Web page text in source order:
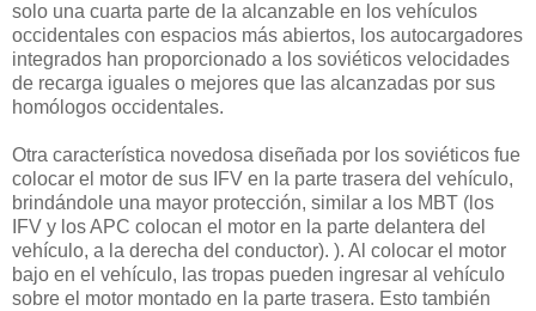
solo una cuarta parte de la alcanzable en los vehículos
occidentales con espacios más abiertos, los autocargadores
integrados han proporcionado a los soviéticos velocidades
de recarga iguales o mejores que las alcanzadas por sus
homólogos occidentales.
Otra característica novedosa diseñada por los soviéticos fue
colocar el motor de sus IFV en la parte trasera del vehículo,
brindándole una mayor protección, similar a los MBT (los
IFV y los APC colocan el motor en la parte delantera del
vehículo, a la derecha del conductor). ). Al colocar el motor
bajo en el vehículo, las tropas pueden ingresar al vehículo
sobre el motor montado en la parte trasera. Esto también